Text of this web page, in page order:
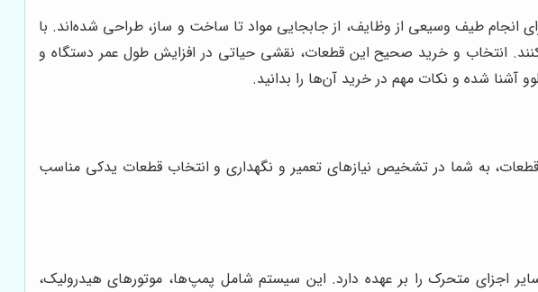
انجام طیف وسیعی از وظایف، از جابجایی مواد تا ساخت و ساز، طراحی شده‌اند. با
کنند. انتخاب و خرید صحیح این قطعات، نقشی حیاتی در افزایش طول عمر دستگاه و
آشنا شده و نکات مهم در خرید آن‌ها را بدانید.
به شما در تشخیص نیازهای تعمیر و نگهداری و انتخاب قطعات یدکی مناسب
اجزای متحرک را بر عهده دارد. این سیستم شامل پمپ‌ها، موتورهای هیدرولیک،